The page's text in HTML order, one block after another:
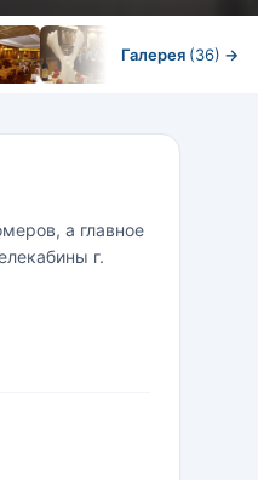
Галерея (36) →
а главное
г.